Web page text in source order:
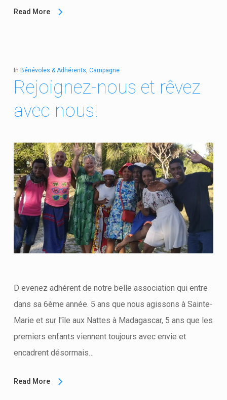
Read More
In Bénévoles & Adhérents Campagne
Rejoignez-nous et rêvez
avec nous!
D evenez adhérent de notre belle association qui entre
dans sa 6ème année. 5 ans que nous agissons à Sainte-
Marie et sur l'île aux Nattes à Madagascar, 5 ans que les
premiers enfants viennent toujours avec envie et
encadrent désormais…
Read More